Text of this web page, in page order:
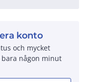
konto
och mycket
någon minut